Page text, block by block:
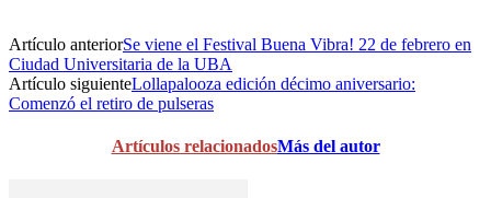
Artículo anteriorSe viene el Festival Buena Vibra! 22 de febrero en
Ciudad Universitaria de la UBA
Artículo siguienteLollapalooza edición décimo aniversario:
Comenzó el retiro de pulseras
Artículos relacionadosMás del autor